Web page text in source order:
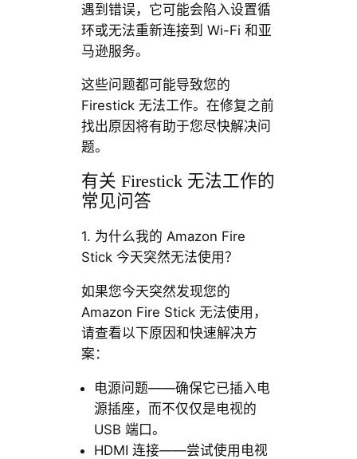
遇到错误，它可能会陷入设置循
环或无法重新连接到 Wi-Fi 和亚
马逊服务。
这些问题都可能导致您的
Firestick 无法工作。在修复之前
找出原因将有助于您尽快解决问
题。
有关 Firestick 无法工作的
常见问答
1. 为什么我的 Amazon Fire
Stick 今天突然无法使用？
如果您今天突然发现您的
Amazon Fire Stick 无法使用，
请查看以下原因和快速解决方
案：
电源问题——确保它已插入电
源插座，而不仅仅是电视的
USB 端口。
HDMI 连接——尝试使用电视